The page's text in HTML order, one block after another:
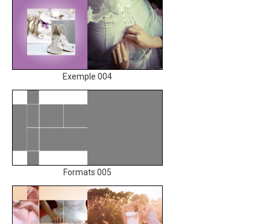
Exemple 004
Formats 005